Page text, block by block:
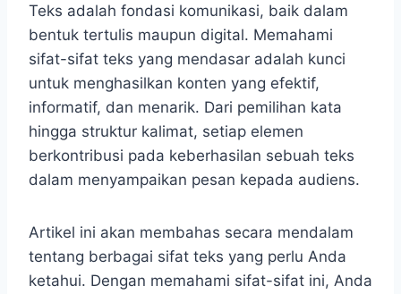
Teks adalah fondasi komunikasi, baik dalam
bentuk tertulis maupun digital. Memahami
sifat-sifat teks yang mendasar adalah kunci
untuk menghasilkan konten yang efektif,
informatif, dan menarik. Dari pemilihan kata
hingga struktur kalimat, setiap elemen
berkontribusi pada keberhasilan sebuah teks
dalam menyampaikan pesan kepada audiens.
Artikel ini akan membahas secara mendalam
tentang berbagai sifat teks yang perlu Anda
ketahui. Dengan memahami sifat-sifat ini, Anda